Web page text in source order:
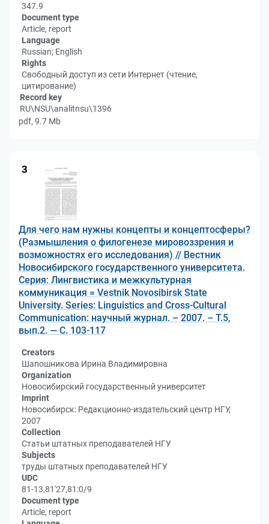
347.9
Document type
Article, report
Language
Russian; English
Rights
Свободный доступ из сети Интернет (чтение,
цитирование)
Record key
RU\NSU\analitnsu\1396
pdf, 9.7 Mb
3
Для чего нам нужны концепты и концептосферы?
(Размышления о филогенезе мировоззрения и
возможностях его исследования) // Вестник
Новосибирского государственного университета.
Серия: Лингвистика и межкультурная
коммуникация = Vestnik Novosibirsk State
University. Series: Linguistics and Cross-Cultural
Communication: научный журнал. – 2007. – Т.5,
вып.2. — С. 103-117
Creators
Шапошникова Ирина Владимировна
Organization
Новосибирский государственный университет
Imprint
Новосибирск: Редакционно-издательский центр НГУ,
2007
Collection
Статьи штатных преподавателей НГУ
Subjects
труды штатных преподавателей НГУ
UDC
81-13,81'27,81:0/9
Document type
Article, report